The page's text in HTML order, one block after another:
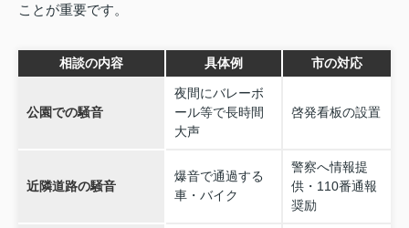
ことが重要です。
相談の内容 具体例 市の対応
公園での騒音
夜間にバレーボ
ール等で長時間
大声
啓発看板の設置
近隣道路の騒音
爆音で通過する
車・バイク
警察へ情報提
供・110番通報
奨励